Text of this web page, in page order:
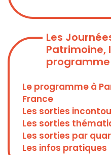
Les
Patrimoine,
programme
Le programme à
France
Les sorties
Les sorties
Les sorties par
Les infos pratiques